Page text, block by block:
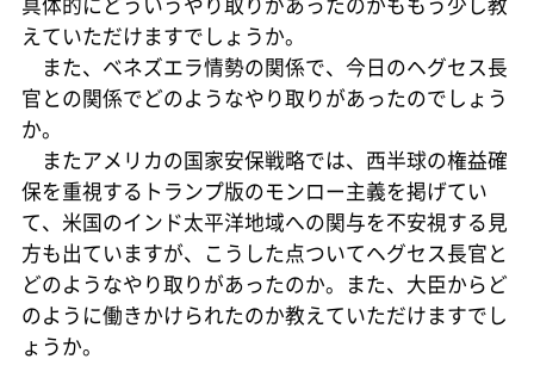
えていただけますでしょうか。
また、ベネズエラ情勢の関係で、今日のヘグセス長
官との関係でどのようなやり取りがあったのでしょう
か。
またアメリカの国家安保戦略では、西半球の権益確
保を重視するトランプ版のモンロー主義を掲げてい
て、米国のインド太平洋地域への関与を不安視する見
方も出ていますが、こうした点ついてヘグセス長官と
どのようなやり取りがあったのか。また、大臣からど
のように働きかけられたのか教えていただけますでし
ょうか。